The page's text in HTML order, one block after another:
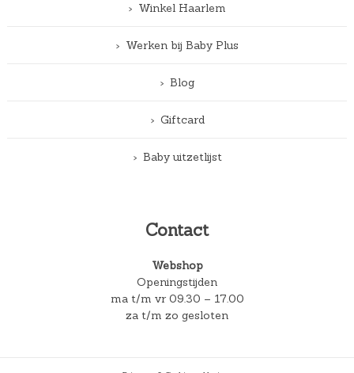
Winkel Haarlem
Werken bij Baby Plus
Blog
Giftcard
Baby uitzetlijst
Contact
Webshop
Openingstijden
ma t/m vr 09.30 – 17.00
za t/m zo gesloten